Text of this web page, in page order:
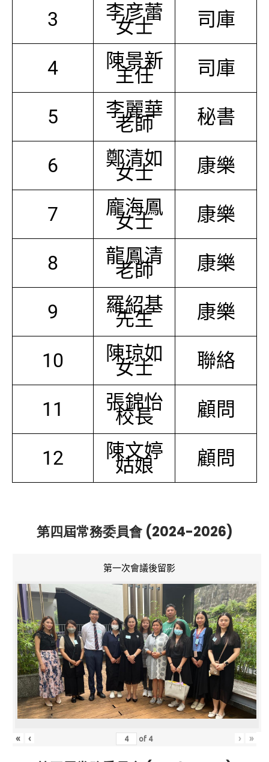
3 李彦蕾
女士 司庫
4 陳景新
主任 司庫
5 李麗華
老師 秘書
6 鄭清如
女士 康樂
7 龐海鳳
女士 康樂
8 龍鳳清
老師 康樂
9 羅紹基
先生 康樂
10 陳琼如
女士 聯絡
11 張錦怡
校長 顧問
12 陳文婷
姑娘 顧問
第四屆常務委員會 (2024-2026)
第一次會議後留影
« ‹ of 4 › »